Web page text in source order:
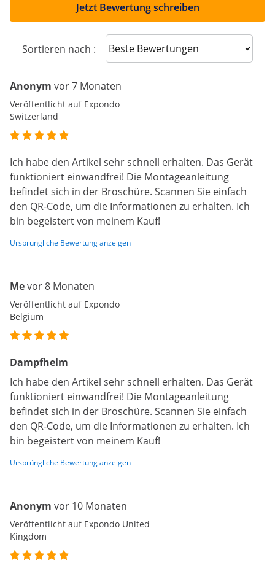
Jetzt Bewertung schreiben
Sortieren nach : Sort reviews
Anonym vor 7 Monaten
Veröffentlicht auf Expondo
Switzerland
Ich habe den Artikel sehr schnell erhalten. Das Gerät
funktioniert einwandfrei! Die Montageanleitung
befindet sich in der Broschüre. Scannen Sie einfach
den QR-Code, um die Informationen zu erhalten. Ich
bin begeistert von meinem Kauf!
Ursprüngliche Bewertung anzeigen
Mevor 8 Monaten
Veröffentlicht auf Expondo
Belgium
Dampfhelm
Ich habe den Artikel sehr schnell erhalten. Das Gerät
funktioniert einwandfrei! Die Montageanleitung
befindet sich in der Broschüre. Scannen Sie einfach
den QR-Code, um die Informationen zu erhalten. Ich
bin begeistert von meinem Kauf!
Ursprüngliche Bewertung anzeigen
Anonym vor 10 Monaten
Veröffentlicht auf Expondo United
Kingdom